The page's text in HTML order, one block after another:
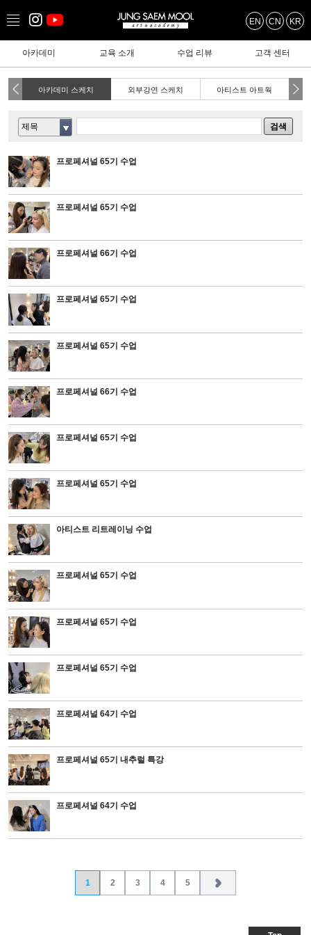
EN CN KR
아카데미 교육 소개 수업 리뷰 고객 센터
아카데미 스케치 외부강연 스케치 아티스트 아트웍
제목 검색
프로페셔널 65기 수업
프로페셔널 65기 수업
프로페셔널 66기 수업
프로페셔널 65기 수업
프로페셔널 65기 수업
프로페셔널 66기 수업
프로페셔널 65기 수업
프로페셔널 65기 수업
아티스트 리트레이닝 수업
프로페셔널 65기 수업
프로페셔널 65기 수업
프로페셔널 65기 수업
프로페셔널 64기 수업
프로페셔널 65기 내추럴 특강
프로페셔널 64기 수업
1 2 3 4 5